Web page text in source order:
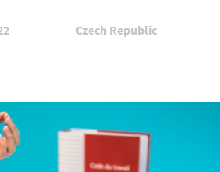
Czech Republic